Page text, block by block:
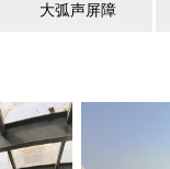
大弧声屏障